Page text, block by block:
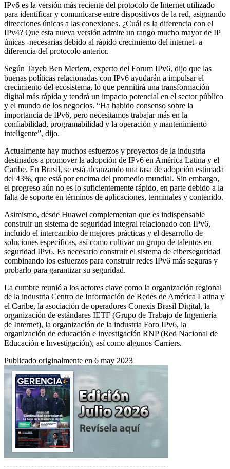
IPv6 es la versión más reciente del protocolo de Internet utilizado
para identificar y comunicarse entre dispositivos de la red, asignando
direcciones únicas a las conexiones. ¿Cuál es la diferencia con el
IPv4? Que esta nueva versión admite un rango mucho mayor de IP
únicas -necesarias debido al rápido crecimiento del internet- a
diferencia del protocolo anterior.
Según Tayeb Ben Meriem, experto del Forum IPv6, dijo que las
buenas políticas relacionadas con IPv6 ayudarán a impulsar el
crecimiento del ecosistema, lo que permitirá una transformación
digital más rápida y tendrá un impacto potencial en el sector público
y el mundo de los negocios. “Ha habido consenso sobre la
importancia de IPv6, pero necesitamos trabajar más en la
confiabilidad, programabilidad y la operación y mantenimiento
inteligente”, dijo.
Actualmente hay muchos esfuerzos y proyectos de la industria
destinados a promover la adopción de IPv6 en América Latina y el
Caribe. En Brasil, se está alcanzando una tasa de adopción estimada
del 43%, que está por encima del promedio mundial. Sin embargo,
el progreso aún no es lo suficientemente rápido, en parte debido a la
falta de soporte en términos de aplicaciones, terminales y contenido.
Asimismo, desde Huawei complementan que es indispensable
construir un sistema de seguridad integral relacionado con IPv6,
incluido el intercambio de mejores prácticas y el desarrollo de
soluciones específicas, así como cultivar un grupo de talentos en
seguridad IPv6. Es necesario construir el sistema de ciberseguridad
combinando los esfuerzos para construir redes IPv6 más seguras y
probarlo para garantizar su seguridad.
La cumbre reunió a los actores clave como la organización regional
de la industria Centro de Información de Redes de América Latina y
el Caribe, la asociación de operadores Conexis Brasil Digital, la
organización de estándares IETF (Grupo de Trabajo de Ingeniería
de Internet), la organización de la industria Foro IPv6, la
organización de educación e investigación RNP (Red Nacional de
Educación e Investigación), así como algunos Carriers.
Publicado originalmente en 6 may 2023